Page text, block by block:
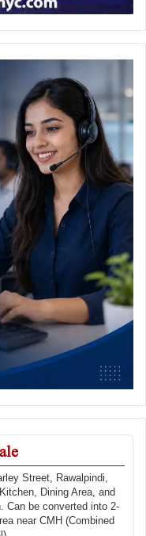
Street, Rawalpindi,
Dining Area, and
Can be converted into 2-
near CMH (Combined